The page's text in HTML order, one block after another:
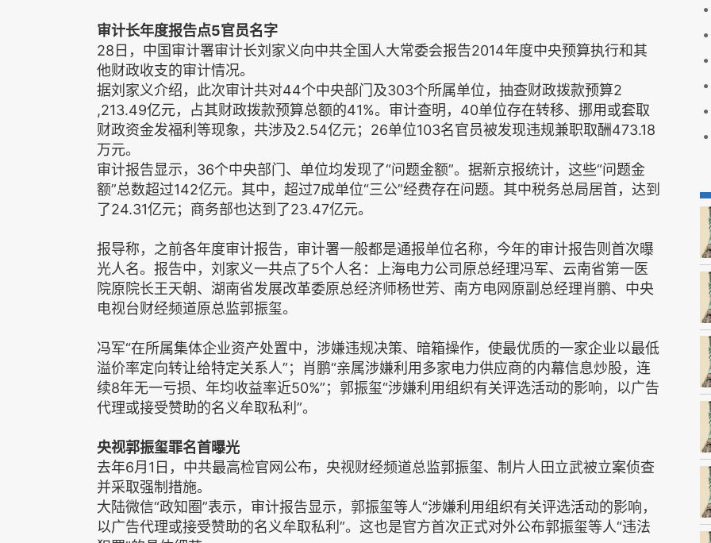
审计长年度报告点5官员名字
28日，中国审计署审计长刘家义向中共全国人大常委会报告2014年度中央预算执行和其
他财政收支的审计情况。
据刘家义介绍，此次审计共对44个中央部门及303个所属单位，抽查财政拨款预算2
,213.49亿元，占其财政拨款预算总额的41%。审计查明，40单位存在转移、挪用或套取
财政资金发福利等现象，共涉及2.54亿元；26单位103名官员被发现违规兼职取酬473.18
万元。
审计报告显示，36个中央部门、单位均发现了“问题金额”。据新京报统计，这些“问题金
额”总数超过142亿元。其中，超过7成单位“三公”经费存在问题。其中税务总局居首，达到
了24.31亿元；商务部也达到了23.47亿元。
报导称，之前各年度审计报告，审计署一般都是通报单位名称，今年的审计报告则首次曝
光人名。报告中，刘家义一共点了5个人名：上海电力公司原总经理冯军、云南省第一医
院原院长王天朝、湖南省发展改革委原总经济师杨世芳、南方电网原副总经理肖鹏、中央
电视台财经频道原总监郭振玺。
冯军“在所属集体企业资产处置中，涉嫌违规决策、暗箱操作，使最优质的一家企业以最低
溢价率定向转让给特定关系人”；肖鹏“亲属涉嫌利用多家电力供应商的内幕信息炒股，连
续8年无一亏损、年均收益率近50%”；郭振玺“涉嫌利用组织有关评选活动的影响，以广告
代理或接受赞助的名义牟取私利”。
央视郭振玺罪名首曝光
去年6月1日，中共最高检官网公布，央视财经频道总监郭振玺、制片人田立武被立案侦查
并采取强制措施。
大陆微信“政知圈”表示，审计报告显示，郭振玺等人“涉嫌利用组织有关评选活动的影响，
以广告代理或接受赞助的名义牟取私利”。这也是官方首次正式对外公布郭振玺等人“违法